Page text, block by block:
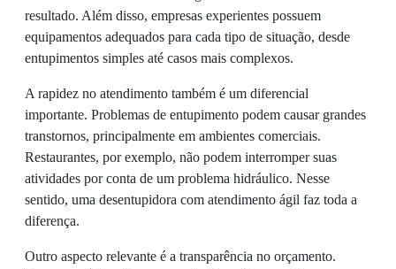
resultado. Além disso, empresas experientes possuem
equipamentos adequados para cada tipo de situação, desde
entupimentos simples até casos mais complexos.
A rapidez no atendimento também é um diferencial
importante. Problemas de entupimento podem causar grandes
transtornos, principalmente em ambientes comerciais.
Restaurantes, por exemplo, não podem interromper suas
atividades por conta de um problema hidráulico. Nesse
sentido, uma desentupidora com atendimento ágil faz toda a
diferença.
Outro aspecto relevante é a transparência no orçamento.